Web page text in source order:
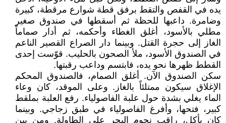
يده في القفص والتقط برفق قطة شوارع مرقطة، كبيرة
وضامرة. داعبها للحظة ثم أسقطها في صندوق صغير
مطلي بالأسود، أغلق الغطاء وأحكمه، ثم أدار صماماً
الغاز إلى حجرة القتل. وبينما دار الصراع القصير الناعم
في الصندوق الأسود، ملأ الصحون بالحليب. قوّست إحدى
القطط ظهرها نحو يده، فابتسم وداعب رقبتها.
سكن الصندوق الآن. أغلق الصمام، فالصندوق المحكم
الإغلاق سيكون ممتلئاً بالغاز. وعلى الموقد، كان وعاء
الماء يغلي بشدة حول علبة الفاصولياء. رفع العلبة بملقط
كبير، فتحها، وأفرغ الفاصولياء في طبق زجاجي. وبينما
كان يأكل، راقب نجوم البحر على الطاولة. ومن بين